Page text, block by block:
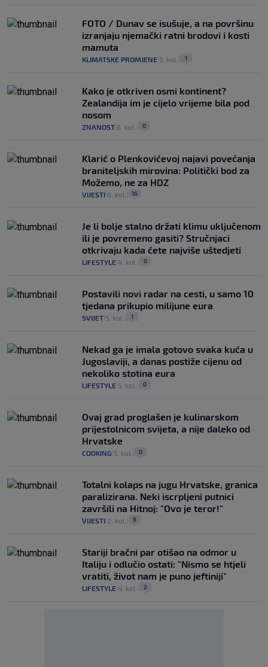
FOTO / Dunav se isušuje, a na površinu
izranjaju njemački ratni brodovi i kosti
mamuta
KLIMATSKE PROMJENE 5. kol. 1
Kako je otkriven osmi kontinent?
Zealandija im je cijelo vrijeme bila pod
nosom
ZNANOST 6. kol. 0
Klarić o Plenkovićevoj najavi povećanja
braniteljskih mirovina: Politički bod za
Možemo, ne za HDZ
VIJESTI 6. kol. 16
Je li bolje stalno držati klimu uključenom
ili je povremeno gasiti? Stručnjaci
otkrivaju kada ćete najviše uštedjeti
LIFESTYLE 4. kol. 0
Postavili novi radar na cesti, u samo 10
tjedana prikupio milijune eura
SVIJET 5. kol. 1
Nekad ga je imala gotovo svaka kuća u
Jugoslaviji, a danas postiže cijenu od
nekoliko stotina eura
LIFESTYLE 5. kol. 0
Ovaj grad proglašen je kulinarskom
prijestolnicom svijeta, a nije daleko od
Hrvatske
COOKING 5. kol. 0
Totalni kolaps na jugu Hrvatske, granica
paralizirana. Neki iscrpljeni putnici
završili na Hitnoj: "Ovo je teror!"
VIJESTI 2. kol. 8
Stariji bračni par otišao na odmor u
Italiju i odlučio ostati: "Nismo se htjeli
vratiti, život nam je puno jeftiniji"
LIFESTYLE 4. kol. 2